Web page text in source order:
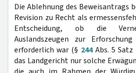
Die Ablehnung des Beweisantrags
Revision zu Recht als
Entscheidung, ob die
Auslandszeugen zur
erforderlich war (§ 244Abs. 5 Satz
das Landgericht nur solche